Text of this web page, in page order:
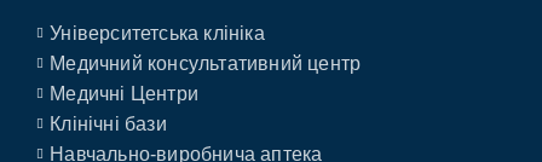
Університетська клініка
Медичний консультативний центр
Медичні Центри
Клінічні бази
Навчально-виробнича аптека